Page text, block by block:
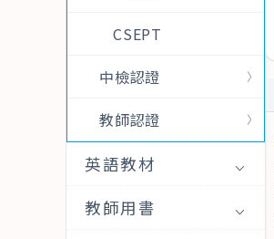
CSEPT
中檢認證
教師認證
英語教材
教師用書